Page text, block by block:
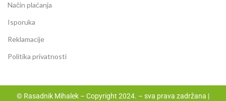
Način plaćanja
Isporuka
Reklamacije
Politika privatnosti
© Rasadnik Mihalek – Copyright 2024. – sva prava zadržana |